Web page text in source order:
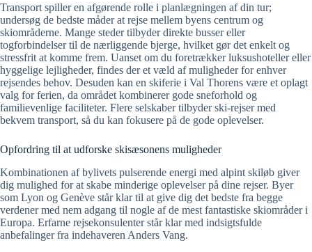
Transport spiller en afgørende rolle i planlægningen af din tur;
undersøg de bedste måder at rejse mellem byens centrum og
skiområderne. Mange steder tilbyder direkte busser eller
togforbindelser til de nærliggende bjerge, hvilket gør det enkelt og
stressfrit at komme frem. Uanset om du foretrækker luksushoteller eller
hyggelige lejligheder, findes der et væld af muligheder for enhver
rejsendes behov. Desuden kan en skiferie i Val Thorens være et oplagt
valg for ferien, da området kombinerer gode sneforhold og
familievenlige faciliteter. Flere selskaber tilbyder ski-rejser med
bekvem transport, så du kan fokusere på de gode oplevelser.
Opfordring til at udforske skisæsonens muligheder
Kombinationen af bylivets pulserende energi med alpint skiløb giver
dig mulighed for at skabe minderige oplevelser på dine rejser. Byer
som Lyon og Genève står klar til at give dig det bedste fra begge
verdener med nem adgang til nogle af de mest fantastiske skiområder i
Europa. Erfarne rejsekonsulenter står klar med indsigtsfulde
anbefalinger fra indehaveren Anders Vang.